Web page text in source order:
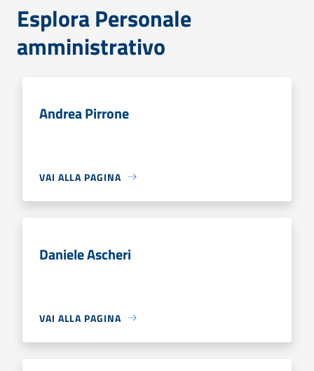
Esplora Personale
amministrativo
Andrea Pirrone
VAI ALLA PAGINA
Daniele Ascheri
VAI ALLA PAGINA